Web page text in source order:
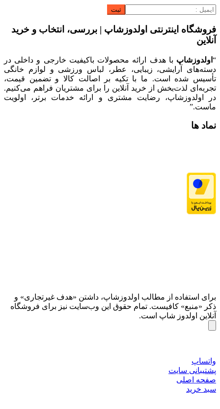
فروشگاه اینترنتی اولدوزشاپ | بررسی، انتخاب و خرید
آنلاین
“ اولدوزشاپ با هدف ارائه محصولات باکیفیت خارجی و داخلی در
دسته‌های آرایشی، زیبایی، عطر، لباس ورزشی و لوازم خانگی
تأسیس شده است. ما با تکیه بر اصالت کالا و تضمین قیمت،
تجربه‌ای لذت‌بخش از خرید آنلاین را برای مشتریان فراهم می‌کنیم.
در اولدوزشاپ، رضایت مشتری و ارائه خدمات برتر، اولویت
ماست.”
نماد ها
برای استفاده از مطالب اولدوزشاپ، داشتن «هدف غیرتجاری» و
ذکر «منبع» کافیست. تمام حقوق اين وب‌سايت نیز برای فروشگاه
آنلاین اولدوز شاپ است.
واتساپ
پشتیبانی سایت
صفحه اصلی
سبد خرید